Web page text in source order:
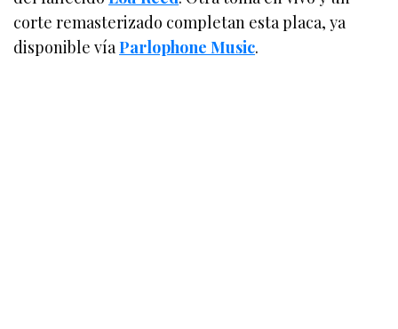
corte remasterizado completan esta placa, ya
disponible víaParlophone Music.